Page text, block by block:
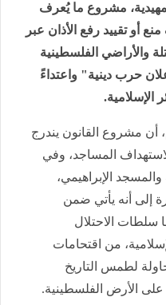
مشروع ما يُعرف
أو تقييد رفع الأذان عبر
والأراضي الفلسطينية
أنه "إعلان حرب دينية" واعتداءً
الإسلامية.
أن مشروع القانون يندرج
المساجد، وفي
الإبراهيمي،
إلى أنه يأتي ضمن
سلطات الاحتلال
من اقتحامات
لطمس التاريخ
على الأرض الفلسطينية.